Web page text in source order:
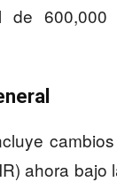
600,000
ahora bajo